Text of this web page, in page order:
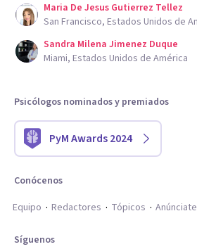
Maria De Jesus Gutierrez Tellez
San Francisco, Estados Unidos de
Sandra Milena Jimenez Duque
Miami, Estados Unidos de América
Psicólogos nominados y premiados
PyM Awards 2024
Conócenos
Equipo
Redactores Tópicos Anúnciate
Síguenos